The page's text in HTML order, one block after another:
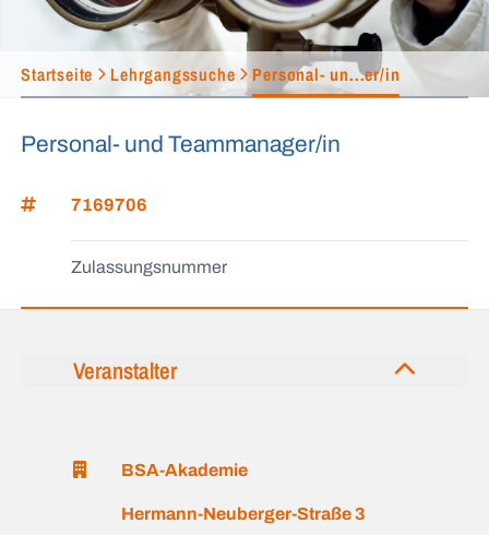
Startseite Lehrgangssuche Personal- un...er/in
Personal- und Teammanager/in
7169706
Zulassungsnummer
Veranstalter
BSA-Akademie
Hermann-Neuberger-Straße 3